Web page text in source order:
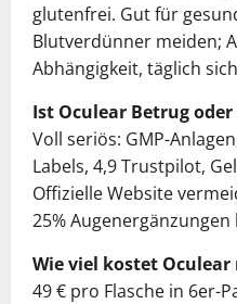
glutenfrei. Gut für
Blutverdünner meiden;
Abhängigkeit, täglich
Ist Oculear Betrug oder
Voll seriös: GMP-
Labels, 4,9 Trustpilot,
Offizielle Website
25%
Wie viel kostet
49 € pro Flasche in 6er-